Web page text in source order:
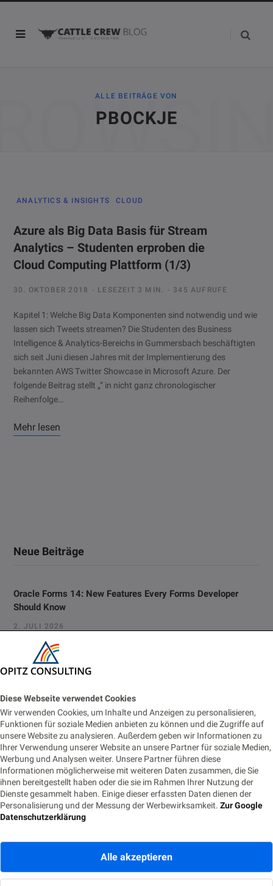
Diese Webseite verwendet Cookies
Wir verwenden Cookies, um Inhalte und Anzeigen zu personalisieren,
Funktionen für soziale Medien anbieten zu können und die Zugriffe auf
unsere Website zu analysieren. Außerdem geben wir Informationen zu
Ihrer Verwendung unserer Website an unsere Partner für soziale Medien,
Werbung und Analysen weiter. Unsere Partner führen diese
Informationen möglicherweise mit weiteren Daten zusammen, die Sie
ihnen bereitgestellt haben oder die sie im Rahmen Ihrer Nutzung der
Dienste gesammelt haben. Einige dieser erfassten Daten dienen der
Personalisierung und der Messung der Werbewirksamkeit. Zur Google
Datenschutzerklärung
Alle akzeptieren
ALLE BEITRÄGE VON
PBOCKJE
ANALYTICS & INSIGHTS CLOUD
Azure als Big Data Basis für Stream
Analytics – Studenten erproben die
Cloud Computing Plattform (1/3)
30. OKTOBER 2018 LESEZEIT 3 MIN. 345 AUFRUFE
Kapitel 1: Welche Big Data Komponenten sind notwendig und wie
lassen sich Tweets streamen? Die Studenten des Business
Intelligence & Analytics-Bereichs in Gummersbach beschäftigten
sich seit Juni diesen Jahres mit der Implementierung des
bekannten AWS Twitter Showcase in Microsoft Azure. Der
folgende Beitrag stellt „“ in nicht ganz chronologischer
Reihenfolge…
Mehr lesen
Neue Beiträge
Oracle Forms 14: New Features Every Forms Developer
Should Know
2. JULI 2026
Vom Monitoring zur Fachanwendung: Prometheus-Alerts für
Business-Prozesse nutzbar machen
Eventbasierte Synchronisation zwischen Monolith und
Cloud-Modul
18. JUNI 2026
Die Nachtwache: Rufbereitschaft für IT-Profis
9. JUNI 2026
ACM(8) ADF(8) Agile(10)